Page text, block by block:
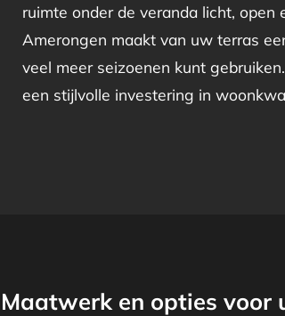
ruimte onder de veranda licht, open
Amerongen maakt van uw terras
veel meer seizoenen kunt
een stijlvolle investering in
Maatwerk en opties voor